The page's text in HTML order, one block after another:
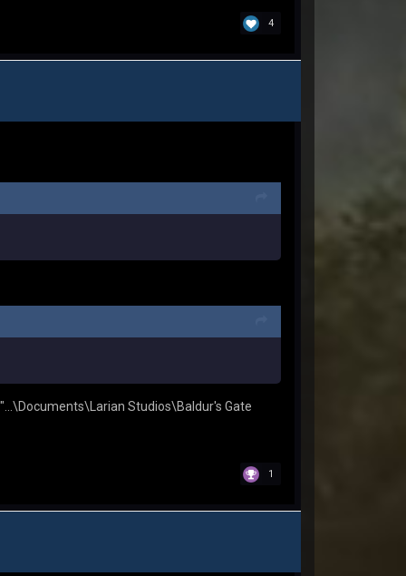
4
"...\Documents\Larian Studios\Baldur's Gate
1